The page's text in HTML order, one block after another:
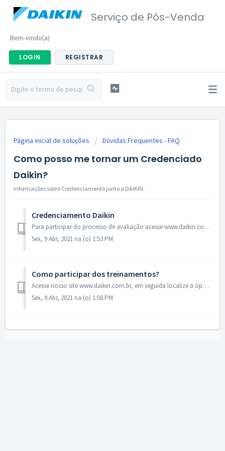
Serviço de Pós-Venda
Bem-vindo(a)
LOGIN REGISTRAR
Página inicial de soluções Dúvidas Frequentes - FAQ
Como posso me tornar um Credenciado
Daikin?
Informações sobre Credenciamento junto a DAIKIN.
Credenciamento Daikin
Para participar do processo de avaliação acesse www.daikin.com.br, localize a opção “Profissionais”, em seguida “Seja um Credenciado”, depois será necessári...
Sex, 9 Abr, 2021 na (o) 1:53 PM
Como participar dos treinamentos?
Acesse nosso site www.daikin.com.br, em seguida localize a opção “Profissionais”, depois selecione “Treinamentos” para maiores detalhes.
Sex, 9 Abr, 2021 na (o) 1:58 PM